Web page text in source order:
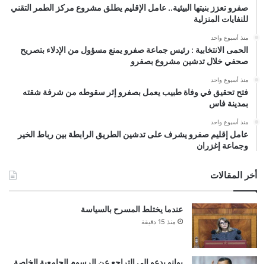
صفرو تعزز بنيتها البيئية.. عامل الإقليم يطلق مشروع مركز الطمر التقني
للنفايات المنزلية
منذ أسبوع واحد
الحمى الانتخابية : رئيس جماعة صفرو يمنع مسؤول من الإدلاء بتصريح
صحفي خلال تدشين مشروع بصفرو
منذ أسبوع واحد
فتح تحقيق في وفاة طبيب يعمل بصفرو إثر سقوطه من شرفة شقته
بمدينة فاس
منذ أسبوع واحد
عامل إقليم صفرو يشرف على تدشين الطريق الرابطة بين رباط الخير
وجماعة إغزران
أخر المقالات
عندما يختلط المسرح بالسياسة
منذ 15 دقيقة